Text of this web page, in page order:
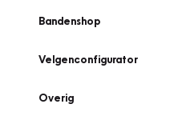
Bandenshop
Velgenconfigurator
Overig